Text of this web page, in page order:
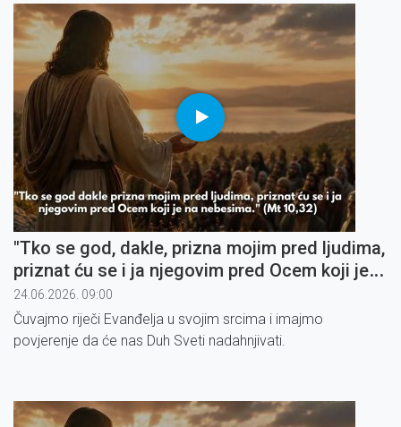
"Tko se god, dakle, prizna mojim pred ljudima,
priznat ću se i ja njegovim pred Ocem koji je
na nebesima" (3)
24.06.2026. 09:00
Čuvajmo riječi Evanđelja u svojim srcima i imajmo
povjerenje da će nas Duh Sveti nadahnjivati.